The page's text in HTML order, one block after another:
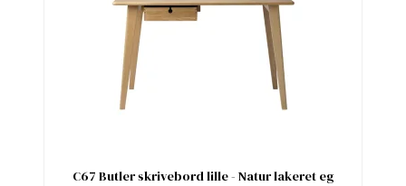
C67 Butler skrivebord lille - Natur lakeret eg